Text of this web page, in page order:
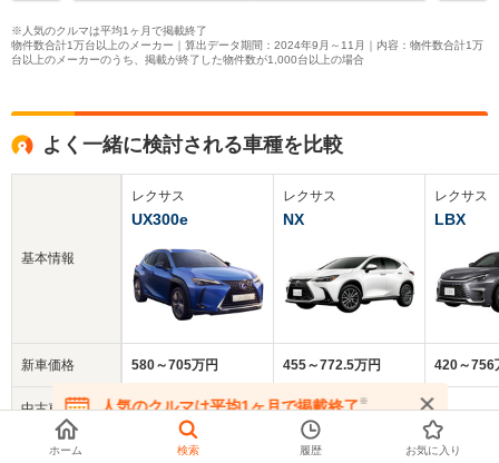
※人気のクルマは平均1ヶ月で掲載終了
物件数合計1万台以上のメーカー｜算出データ期間：2024年9月～11月｜内容：物件数合計1万
台以上のメーカーのうち、掲載が終了した物件数が1,000台以上の場合
よく一緒に検討される車種を比較
基本情報
新車価格
中古車
平均価格
レクサス
UX300e
580～705万円
261.1万円
レクサス
NX
455～772.5万円
564.9万円
レクサス
LBX
420～756
469.4万円
人気のクルマは平均1ヶ月で掲載終了※
在庫が無くなる前にお問い合わせください
ホーム 検索 履歴 お気に入り